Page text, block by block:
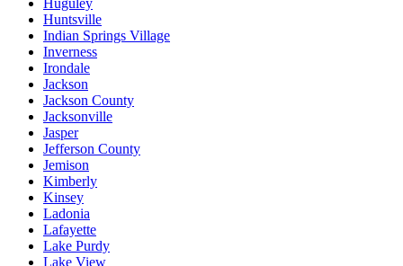
Huntsville
Indian Springs Village
Inverness
Irondale
Jackson
Jackson County
Jacksonville
Jasper
Jefferson County
Jemison
Kimberly
Kinsey
Ladonia
Lafayette
Lake Purdy
Lake View